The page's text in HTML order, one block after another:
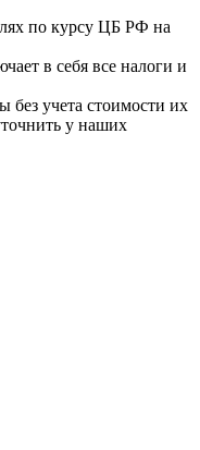
по курсу ЦБ РФ на
в себя все налоги и
без учета стоимости их
у наших